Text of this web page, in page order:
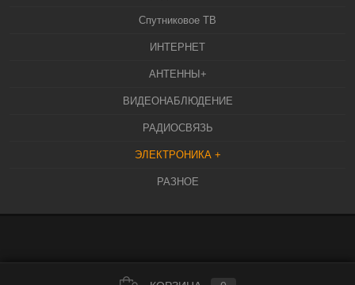
Спутниковое ТВ
ИНТЕРНЕТ
АНТЕННЫ+
ВИДЕОНАБЛЮДЕНИЕ
РАДИОСВЯЗЬ
ЭЛЕКТРОНИКА +
РАЗНОЕ